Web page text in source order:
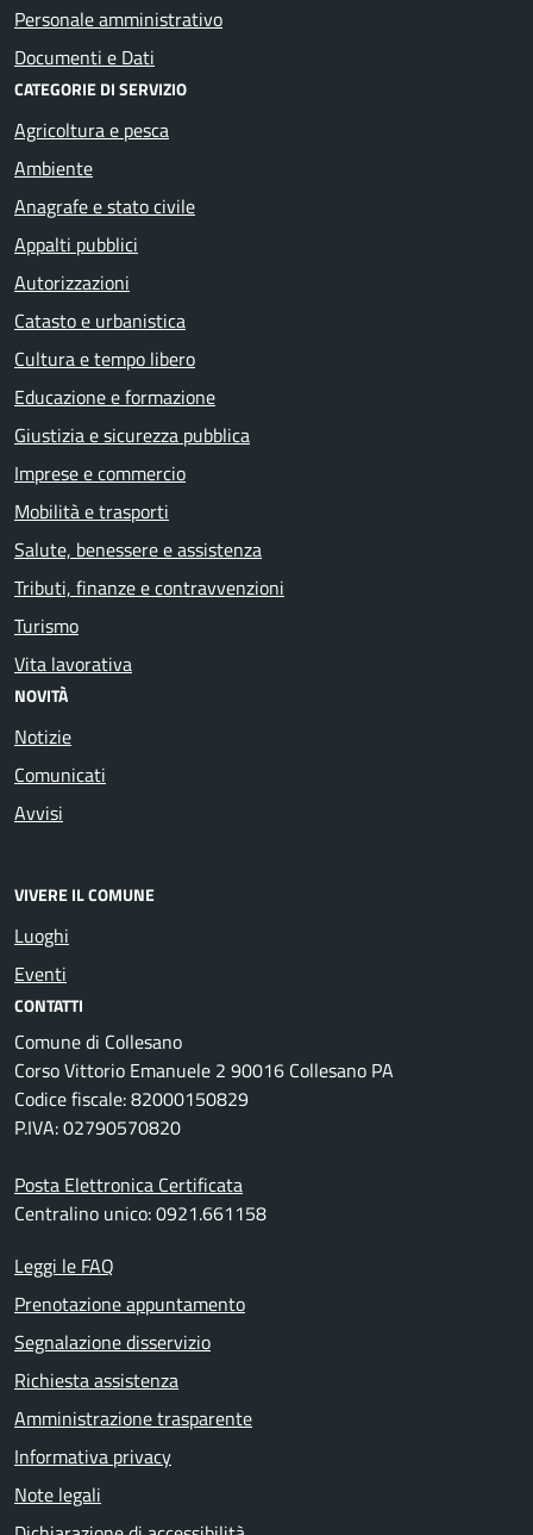
Personale amministrativo
Documenti e Dati
CATEGORIE DI SERVIZIO
Agricoltura e pesca
Ambiente
Anagrafe e stato civile
Appalti pubblici
Autorizzazioni
Catasto e urbanistica
Cultura e tempo libero
Educazione e formazione
Giustizia e sicurezza pubblica
Imprese e commercio
Mobilità e trasporti
Salute, benessere e assistenza
Tributi, finanze e contravvenzioni
Turismo
Vita lavorativa
NOVITÀ
Notizie
Comunicati
Avvisi
VIVERE IL COMUNE
Luoghi
Eventi
CONTATTI
Comune di Collesano
Corso Vittorio Emanuele 2 90016 Collesano PA
Codice fiscale: 82000150829
P.IVA: 02790570820
Posta Elettronica Certificata
Centralino unico: 0921.661158
Leggi le FAQ
Prenotazione appuntamento
Segnalazione disservizio
Richiesta assistenza
Amministrazione trasparente
Informativa privacy
Note legali